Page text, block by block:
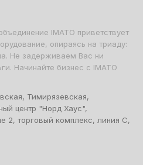
IMATO приветствует
опираясь на триаду:
Не задерживаем Вас ни
Начинайте бизнес с IMATO
Тимирязевская,
центр "Норд Хаус",
2, торговый комплекс, линия С,